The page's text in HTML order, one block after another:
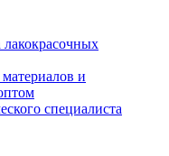
и
специалиста